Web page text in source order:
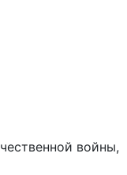
войны,